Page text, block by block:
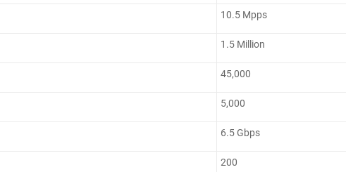
10.5 Mpps
1.5 Million
45,000
5,000
6.5 Gbps
200